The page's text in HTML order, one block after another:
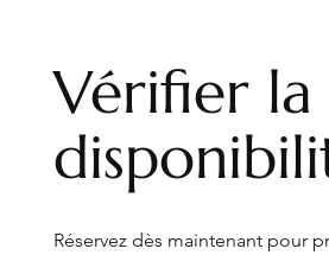
Vérifier la
Réservez dès maintenant pour